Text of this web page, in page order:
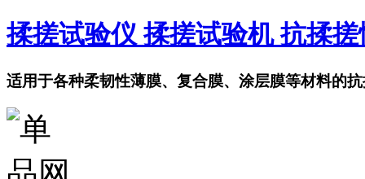
揉搓试验仪 揉搓试验机 抗揉
适用于各种柔韧性薄膜、复合膜、涂层膜等材料的